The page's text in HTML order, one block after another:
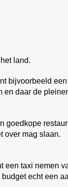
land.
bijvoorbeeld
en daar de
goedkope
over mag slaan.
een taxi nemen
echt een